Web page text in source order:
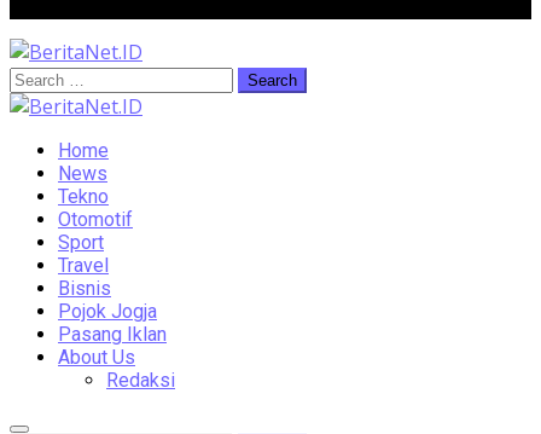
Home
News
Tekno
Otomotif
Sport
Travel
Bisnis
Pojok Jogja
Pasang Iklan
About Us
Redaksi